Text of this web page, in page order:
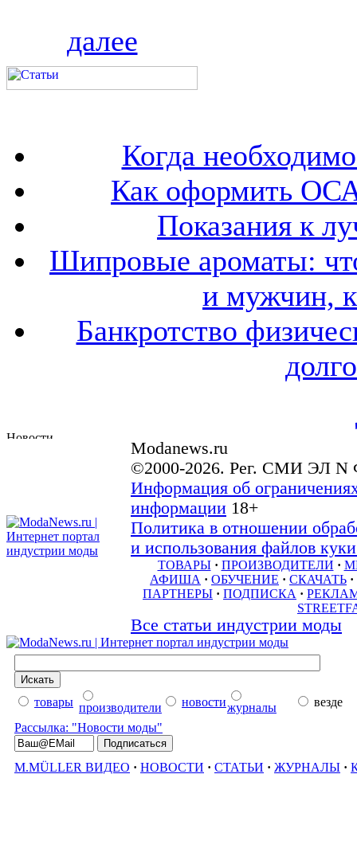
далее
Когда
Как оформить
Показания к
Шипровые ароматы:
и мужчин,
Банкротство
Modanews.ru
©2000-2026. Рег. СМИ ЭЛ N
Информация об
информации 18+
Политика в отношении
и использования файлов
ТОВАРЫ · ПРОИЗВОДИТЕЛИ ·
АФИША · ОБУЧЕНИЕ · СКАЧАТЬ ·
ПАРТНЕРЫ · ПОДПИСКА ·
Все статьи индустрии моды
товары производители новостижурналы
везде
Рассылка: "Новости моды"
M.MÜLLER ВИДЕО · НОВОСТИ · СТАТЬИ · ЖУРНАЛЫ ·